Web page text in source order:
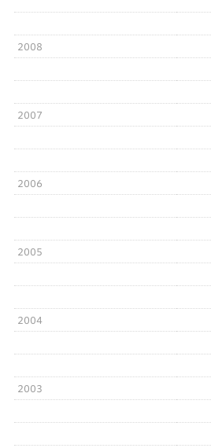
2008
2007
2006
2005
2004
2003